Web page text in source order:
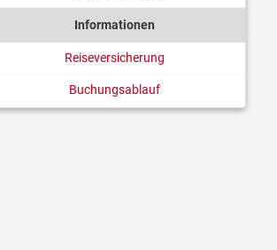
Informationen
Reiseversicherung
Buchungsablauf